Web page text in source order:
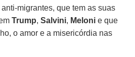
migrantes, que tem as suas
Trump,Salvini, Meloni e que
o amor e a misericórdia nas